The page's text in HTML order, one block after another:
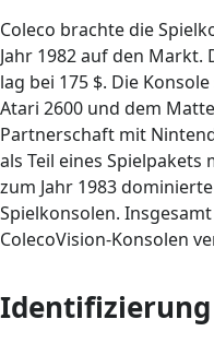
Coleco brachte die
Jahr 1982 auf den
lag bei 175 $. Die
Atari 2600 und dem
Partnerschaft mit
als Teil eines
zum Jahr 1983
Spielkonsolen.
ColecoVision-Konsolen
Identifizierung